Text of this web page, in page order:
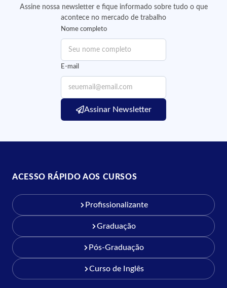
Assine nossa newsletter e fique informado sobre tudo o que
acontece no mercado de trabalho
Nome completo
E-mail
Assinar Newsletter
ACESSO RÁPIDO AOS CURSOS
Profissionalizante
Graduação
Pós-Graduação
Curso de Inglês